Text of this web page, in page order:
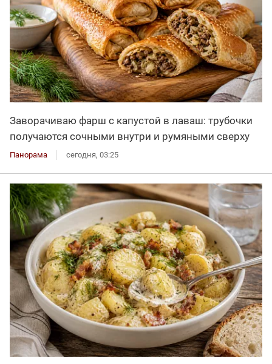
Заворачиваю фарш с капустой в лаваш: трубочки
получаются сочными внутри и румяными сверху
Панорама сегодня, 03:25